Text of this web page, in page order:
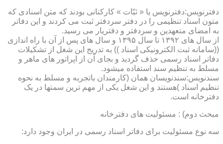
دفترنویس:دفترنویس یا « ثبّات » کارکنانی بودند که متن اسنادی که
متون اسناد تنظیمی را در دفتر سردفتر ثبت می کردند و این دفاتر
به امضای متعهدین و سردفتر و دفتریار می رسید.
از سال های ۱۳۹۲ تا سال ۱۳۹۵ و سال های پس از آن با راه اندازی
((سامانه ثبت الکترونیکی اسناد )) به تدریج این شغل از تشکیلات
دفاتر اسناد رسمی حذف گردید و بجای آن از اپراتور های ماهر و
مسلط به تنظیم سند استفاده میشود.
سندنویس:سندنویسان همان (کارمندان باتجربه و مسلط به نحوه
تنظیم اسناد )هستند و این شغل یکی از مهم ترین سمتها در یک
دفترخانه است.
مبحث دوم) : مسئولیت های دفترخانه
سه نوع مسئولیت برای دفاتر اسناد رسمی در ایران وجود دارد: